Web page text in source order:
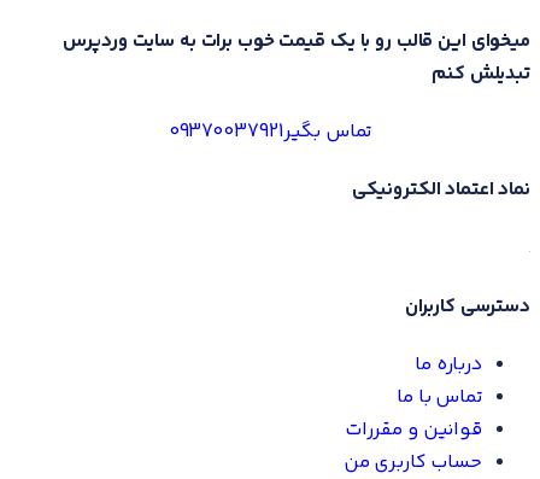
میخوای این قالب رو با یک قیمت خوب برات به سایت وردپرس
تبدیلش کنم
تماس بگیر09370037921
نماد اعتماد الکترونیکی
دسترسی کاربران
درباره ما
تماس با ما
قوانین و مقررات
حساب کاربری من